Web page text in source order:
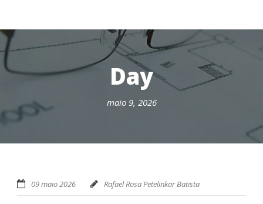
Day
maio 9, 2026
09 maio 2026 Rafael Rosa Petelinkar Batista